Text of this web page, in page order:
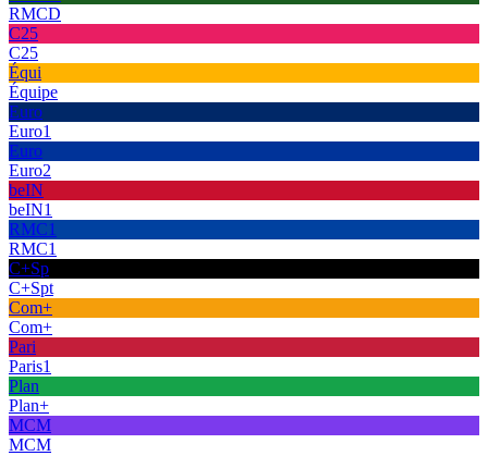
RMCD
C25
C25
Équi
Équipe
Euro
Euro1
Euro
Euro2
beIN
beIN1
RMC1
RMC1
C+Sp
C+Spt
Com+
Com+
Pari
Paris1
Plan
Plan+
MCM
MCM